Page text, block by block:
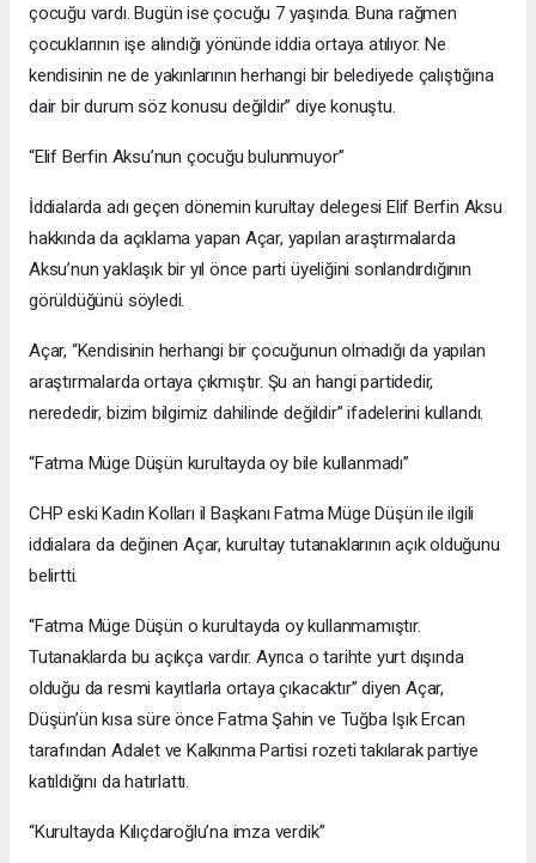
çocuğu vardı. Bugün ise çocuğu 7 yaşında. Buna rağmen
çocuklarının işe alındığı yönünde iddia ortaya atılıyor. Ne
kendisinin ne de yakınlarının herhangi bir belediyede çalıştığına
dair bir durum söz konusu değildir” diye konuştu.
“Elif Berfin Aksu’nun çocuğu bulunmuyor”
İddialarda adı geçen dönemin kurultay delegesi Elif Berfin Aksu
hakkında da açıklama yapan Açar, yapılan araştırmalarda
Aksu’nun yaklaşık bir yıl önce parti üyeliğini sonlandırdığının
görüldüğünü söyledi.
Açar, “Kendisinin herhangi bir çocuğunun olmadığı da yapılan
araştırmalarda ortaya çıkmıştır. Şu an hangi partidedir,
nerededir, bizim bilgimiz dahilinde değildir” ifadelerini kullandı.
“Fatma Müge Düşün kurultayda oy bile kullanmadı”
CHP eski Kadın Kolları il Başkanı Fatma Müge Düşün ile ilgili
iddialara da değinen Açar, kurultay tutanaklarının açık olduğunu
belirtti.
“Fatma Müge Düşün o kurultayda oy kullanmamıştır.
Tutanaklarda bu açıkça vardır. Ayrıca o tarihte yurt dışında
olduğu da resmi kayıtlarla ortaya çıkacaktır” diyen Açar,
Düşün’ün kısa süre önce Fatma Şahin ve Tuğba Işık Ercan
tarafından Adalet ve Kalkınma Partisi rozeti takılarak partiye
katıldığını da hatırlattı.
“Kurultayda Kılıçdaroğlu’na imza verdik”